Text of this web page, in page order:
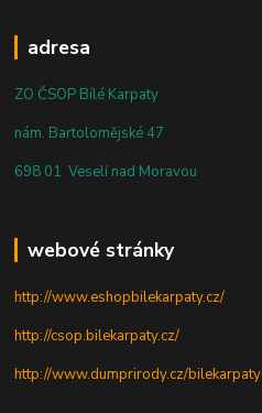
adresa
ZO ČSOP Bílé Karpaty
nám. Bartolomějské 47
698 01 Veselí nad Moravou
webové stránky
http://www.eshopbilekarpaty.cz/
http://csop.bilekarpaty.cz/
http://www.dumprirody.cz/bilekarpaty